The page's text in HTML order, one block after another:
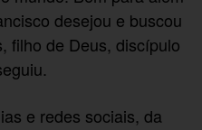
desejou e buscou
filho de Deus, discípulo
e redes sociais, da